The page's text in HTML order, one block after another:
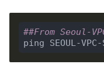
##From Seoul-